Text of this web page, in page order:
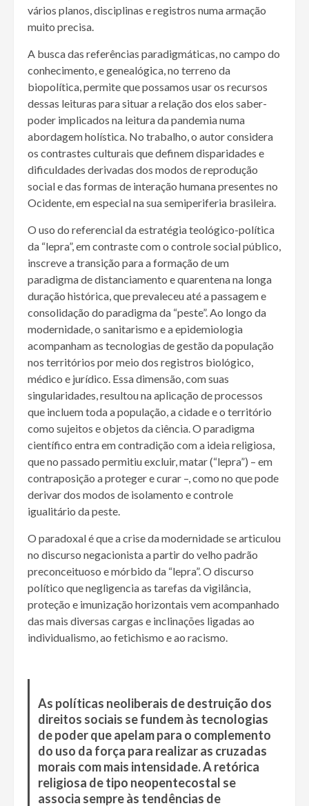
vários planos, disciplinas e registros numa armação
muito precisa.
A busca das referências paradigmáticas, no campo do
conhecimento, e genealógica, no terreno da
biopolítica, permite que possamos usar os recursos
dessas leituras para situar a relação dos elos saber-
poder implicados na leitura da pandemia numa
abordagem holística. No trabalho, o autor considera
os contrastes culturais que definem disparidades e
dificuldades derivadas dos modos de reprodução
social e das formas de interação humana presentes no
Ocidente, em especial na sua semiperiferia brasileira.
O uso do referencial da estratégia teológico-política
da “lepra”, em contraste com o controle social público,
inscreve a transição para a formação de um
paradigma de distanciamento e quarentena na longa
duração histórica, que prevaleceu até a passagem e
consolidação do paradigma da “peste”. Ao longo da
modernidade, o sanitarismo e a epidemiologia
acompanham as tecnologias de gestão da população
nos territórios por meio dos registros biológico,
médico e jurídico. Essa dimensão, com suas
singularidades, resultou na aplicação de processos
que incluem toda a população, a cidade e o território
como sujeitos e objetos da ciência. O paradigma
científico entra em contradição com a ideia religiosa,
que no passado permitiu excluir, matar (“lepra”) – em
contraposição a proteger e curar –, como no que pode
derivar dos modos de isolamento e controle
igualitário da peste.
O paradoxal é que a crise da modernidade se articulou
no discurso negacionista a partir do velho padrão
preconceituoso e mórbido da “lepra”. O discurso
político que negligencia as tarefas da vigilância,
proteção e imunização horizontais vem acompanhado
das mais diversas cargas e inclinações ligadas ao
individualismo, ao fetichismo e ao racismo.
As políticas neoliberais de destruição dos
direitos sociais se fundem às tecnologias
de poder que apelam para o complemento
do uso da força para realizar as cruzadas
morais com mais intensidade. A retórica
religiosa de tipo neopentecostal se
associa sempre às tendências de